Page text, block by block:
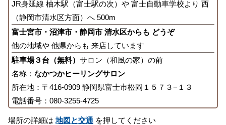
JR身延線 柚木駅（富士駅の次）や 富士自動車学校より 西
（静岡市清水区方面）へ 500m
富士宮市・沼津市・静岡市 清水区からも どうぞ
他の地域や 他県からも 来店しています
駐車場３台（無料） サロン（和風の家）の前
名称： なかつかヒーリングサロン
所在地：〒416-0909 静岡県富士市松岡１５７３−１３
電話番号：080-3255-4725
場所の詳細は地図と交通 を押してください